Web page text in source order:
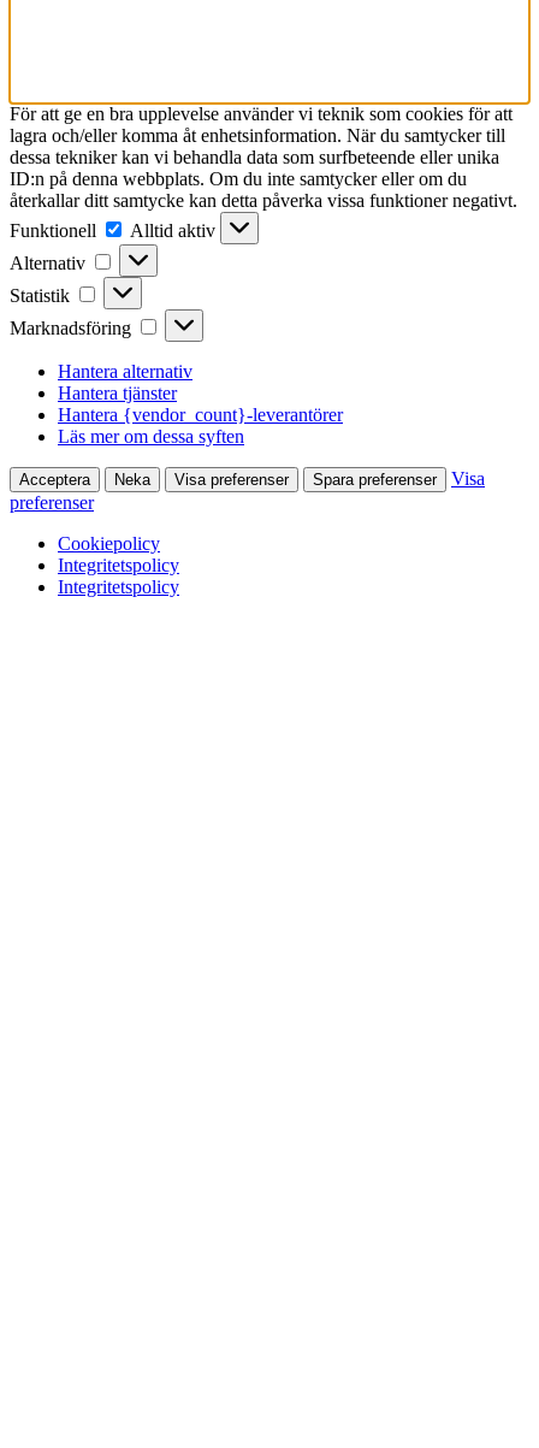
För att ge en bra upplevelse använder vi teknik som cookies för att
lagra och/eller komma åt enhetsinformation. När du samtycker till
dessa tekniker kan vi behandla data som surfbeteende eller unika
ID:n på denna webbplats. Om du inte samtycker eller om du
återkallar ditt samtycke kan detta påverka vissa funktioner negativt.
Funktionell
Funktionell
Alltid aktiv
Alternativ
Alternativ
Statistik Statistik
Marknadsföring Marknadsföring
Hantera alternativ
Hantera tjänster
Hantera {vendor_count}-leverantörer
Läs mer om dessa syften
Acceptera Neka Visa preferenser Spara preferenser
Visa
preferenser
Cookiepolicy
Integritetspolicy
Integritetspolicy